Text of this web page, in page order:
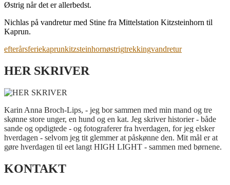
Østrig når det er allerbedst.
Nichlas på vandretur med Stine fra Mittelstation Kitzsteinhorn til
Kaprun.
efterårsferiekaprunkitzsteinhornøstrigtrekkingvandretur
HER SKRIVER
Karin Anna Broch-Lips, - jeg bor sammen med min mand og tre
skønne store unger, en hund og en kat. Jeg skriver historier - både
sande og opdigtede - og fotograferer fra hverdagen, for jeg elsker
hverdagen - selvom jeg tit glemmer at påskønne den. Mit mål er at
gøre hverdagen til eet langt HIGH LIGHT - sammen med børnene.
KONTAKT